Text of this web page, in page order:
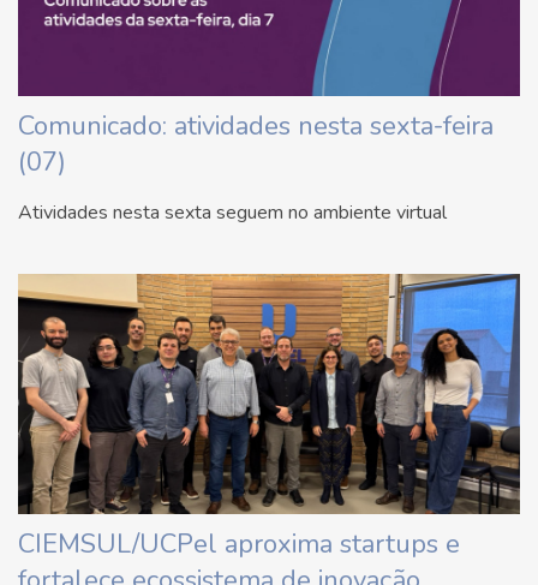
Comunicado: atividades nesta sexta-feira
(07)
Atividades nesta sexta seguem no ambiente virtual
CIEMSUL/UCPel aproxima startups e